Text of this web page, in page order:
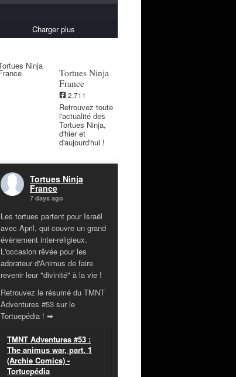
Charger plus
Tortues Ninja
France
2,711
Retrouvez toute
l'actualité des
Tortues Ninja,
d'hier et
d'aujourd'hui !
Tortues Ninja
France
7 days ago
Les tortues partent pour Israël
avec April, qui couvre un grand
évènement inter-religieux.
L'occasion rêvée pour les
adorateur d'Animus de faire
revenir leur "divinité" à la vie !
Retrouvez le résumé du TMNT
Adventures #53 sur le
Tortuepédia ! ➡
TMNT Adventures #53 :
The animus war, part. 1
(Archie Comics) -
Tortuepédia